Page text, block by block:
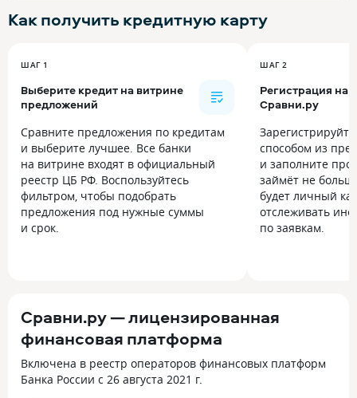
Как получить кредитную карту
ШАГ 1
Выберите кредит на витрине
предложений
Сравните предложения по кредитам
и выберите лучшее. Все банки
на витрине входят в официальный
реестр ЦБ РФ. Воспользуйтесь
фильтром, чтобы подобрать
предложения под нужные суммы
и срок.
ШАГ 2
Регистрация на
Сравни.ру
способом из
и заполните
займёт не
будет личный
отслеживать
по заявкам.
Сравни.ру — лицензированная
финансовая платформа
Включена в реестр операторов финансовых платформ
Банка России с 26 августа 2021 г.